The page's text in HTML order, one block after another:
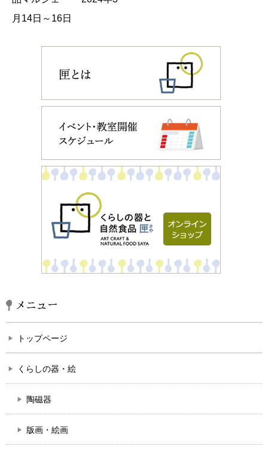
月14日～16日
メニュー
トップページ
くらしの器・絵
陶磁器
版画・絵画